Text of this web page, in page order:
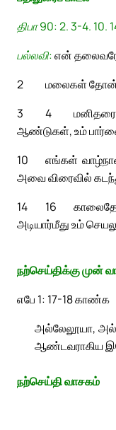
திபா 90: 2. 3-4. 10.
பல்லவி:என்
2
மலைகள்
3
4
ஆண்டுகள், உம்
10
எங்கள்
அவை விரைவில்
14
16
அடியார்மீது உம்
நற்செய்திக்கு முன்
எபே 1: 17-18 காண்க
அல்லேலூயா,
ஆண்டவராகிய
நற்செய்தி வாசகம்